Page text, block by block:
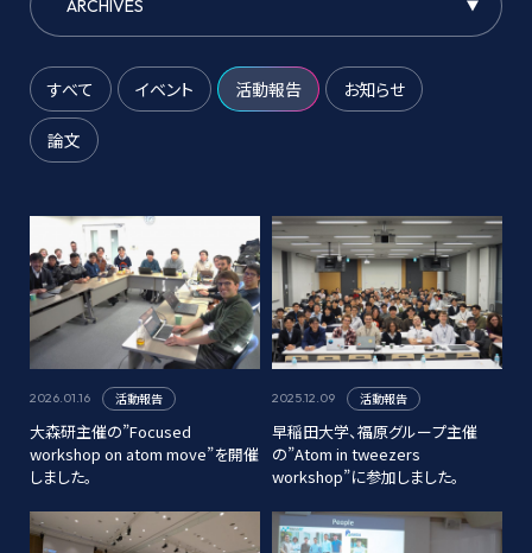
すべて イベント 活動報告 お知らせ
論文
2026.01.16 活動報告
大森研主催の”Focused
workshop on atom move”を開催
しました。
2025.12.09 活動報告
早稲田大学、福原グループ主催
の”Atom in tweezers
workshop”に参加しました。